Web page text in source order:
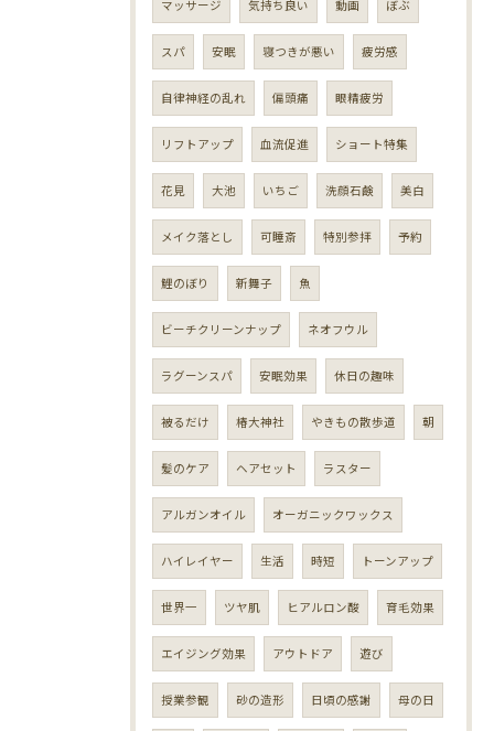
マッサージ 気持ち良い 動画 ぼぶ
スパ 安眠 寝つきが悪い 疲労感
自律神経の乱れ 偏頭痛 眼精疲労
リフトアップ 血流促進 ショート特集
花見 大池 いちご 洗顔石鹸 美白
メイク落とし 可睡斎 特別参拝 予約
鯉のぼり 新舞子 魚
ビーチクリーンナップ ネオフウル
ラグーンスパ 安眠効果 休日の趣味
被るだけ 椿大神社 やきもの散歩道 朝
髪のケア ヘアセット ラスター
アルガンオイル オーガニックワックス
ハイレイヤー 生活 時短 トーンアップ
世界一 ツヤ肌 ヒアルロン酸 育毛効果
エイジング効果 アウトドア 遊び
授業参観 砂の造形 日頃の感謝 母の日